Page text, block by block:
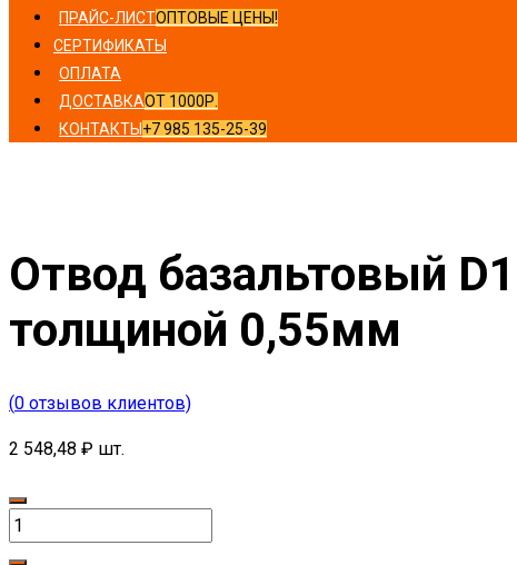
ПРАЙС-ЛИСТОПТОВЫЕ ЦЕНЫ!
СЕРТИФИКАТЫ
ОПЛАТА
ДОСТАВКАОТ 1000Р.
КОНТАКТЫ +7 985 135-25-39
Отвод базальтовый
толщиной 0,55мм
(0 отзывов клиентов)
2 548,48 ₽ шт.
Количество
товара